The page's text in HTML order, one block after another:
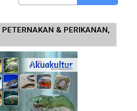
& PERIKANAN,